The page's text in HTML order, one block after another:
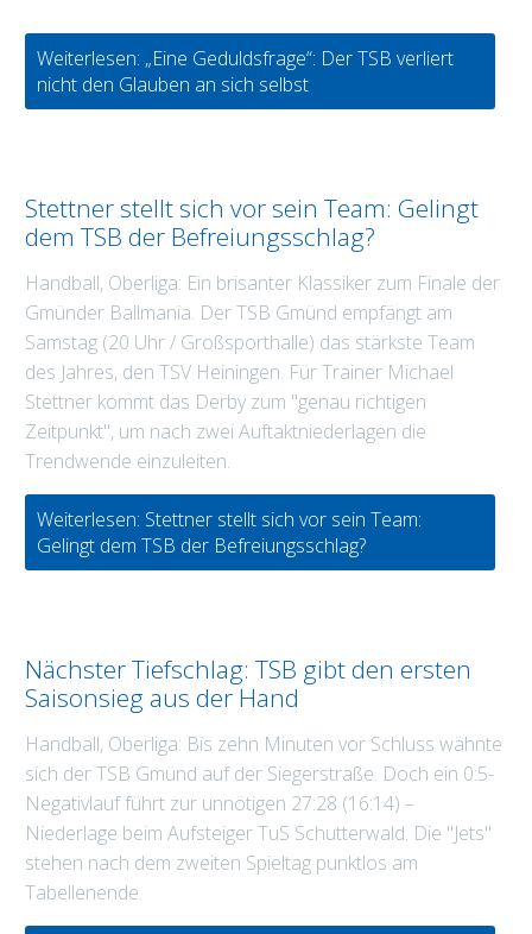
Weiterlesen: „Eine Geduldsfrage“: Der TSB verliert
nicht den Glauben an sich selbst
Stettner stellt sich vor sein Team: Gelingt
dem TSB der Befreiungsschlag?
Handball, Oberliga: Ein brisanter Klassiker zum Finale der
Gmünder Ballmania. Der TSB Gmünd empfängt am
Samstag (20 Uhr / Großsporthalle) das stärkste Team
des Jahres, den TSV Heiningen. Für Trainer Michael
Stettner kommt das Derby zum "genau richtigen
Zeitpunkt", um nach zwei Auftaktniederlagen die
Trendwende einzuleiten.
Weiterlesen: Stettner stellt sich vor sein Team:
Gelingt dem TSB der Befreiungsschlag?
Nächster Tiefschlag: TSB gibt den ersten
Saisonsieg aus der Hand
Handball, Oberliga: Bis zehn Minuten vor Schluss wähnte
sich der TSB Gmünd auf der Siegerstraße. Doch ein 0:5-
Negativlauf führt zur unnötigen 27:28 (16:14) –
Niederlage beim Aufsteiger TuS Schutterwald. Die "Jets"
stehen nach dem zweiten Spieltag punktlos am
Tabellenende.